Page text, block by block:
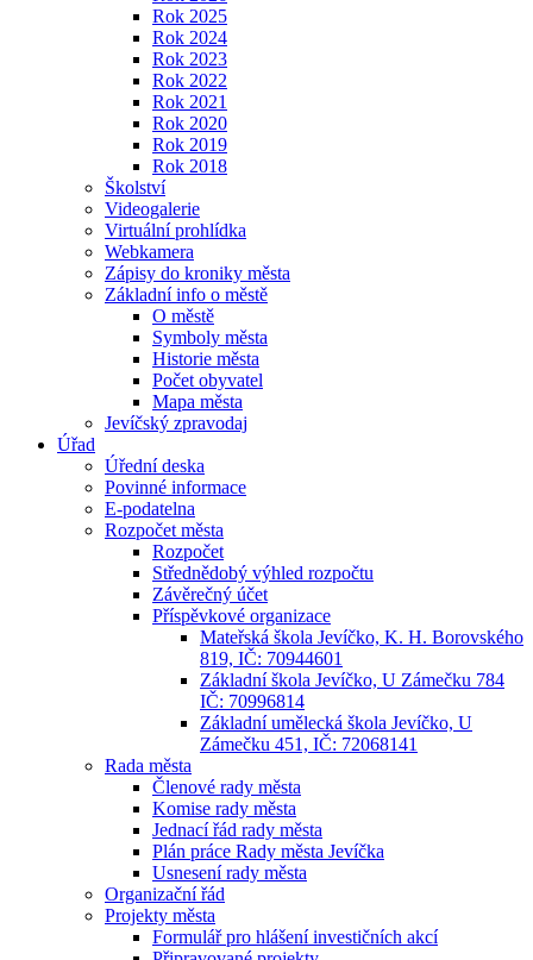
Rok 2025
Rok 2024
Rok 2023
Rok 2022
Rok 2021
Rok 2020
Rok 2019
Rok 2018
Školství
Videogalerie
Virtuální prohlídka
Webkamera
Zápisy do kroniky města
Základní info o městě
O městě
Symboly města
Historie města
Počet obyvatel
Mapa města
Jevíčský zpravodaj
Úřad
Úřední deska
Povinné informace
E-podatelna
Rozpočet města
Rozpočet
Střednědobý výhled rozpočtu
Závěrečný účet
Příspěvkové organizace
Mateřská škola Jevíčko, K. H. Borovského
819, IČ: 70944601
Základní škola Jevíčko, U Zámečku 784
IČ: 70996814
Základní umělecká škola Jevíčko, U
Zámečku 451, IČ: 72068141
Rada města
Členové rady města
Komise rady města
Jednací řád rady města
Plán práce Rady města Jevíčka
Usnesení rady města
Organizační řád
Projekty města
Formulář pro hlášení investičních akcí